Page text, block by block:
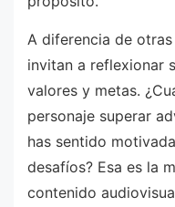
A diferencia de
invitan a reflexionar
valores y metas.
personaje superar
has sentido
desafíos? Esa es la
contenido